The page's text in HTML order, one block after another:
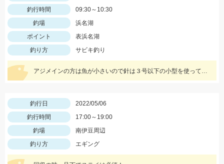
釣行時間
09:30～10:30
釣場
浜名湖
ポイント
表浜名湖
釣り方
サビキ釣り
アジメインの方は魚が小さいので針は３号以下の小型を使って下さい。
釣行日
2022/05/06
釣行時間
17:00～19:00
釣場
南伊豆周辺
釣り方
エギング